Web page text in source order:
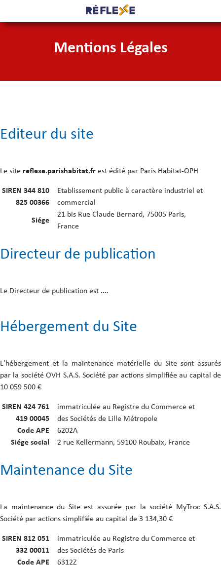
Mentions Légales
Editeur du site
Le site reflexe.parishabitat.fr est édité par Paris Habitat-OPH
SIREN 344 810
825 00366
Etablissement public à caractère industriel et
commercial
Siége
21 bis Rue Claude Bernard, 75005 Paris,
France
Directeur de publication
Le Directeur de publication est ....
Hébergement du Site
L'hébergement et la maintenance matérielle du Site sont assurés
par la société OVH S.A.S. Société par actions simplifiée au capital de
10 059 500 €
SIREN 424 761
419 00045
immatriculée au Registre du Commerce et
des Sociétés de Lille Métropole
Code APE
6202A
Siége social
2 rue Kellermann, 59100 Roubaix, France
Maintenance du Site
La maintenance du Site est assurée par la société MyTroc S.A.S.
Société par actions simplifiée au capital de 3 134,30 €
SIREN 812 051
332 00011
immatriculée au Registre du Commerce et
des Sociétés de Paris
Code APE
6312Z